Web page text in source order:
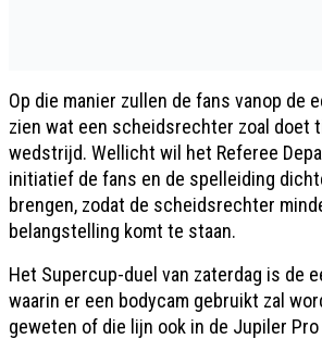
Op die manier zullen de fans vanop de
zien wat een scheidsrechter zoal doet
wedstrijd. Wellicht wil het Referee
initiatief de fans en de spelleiding
brengen, zodat de scheidsrechter
belangstelling komt te staan.
Het Supercup-duel van zaterdag is de
waarin er een bodycam gebruikt zal
geweten of die lijn ook in de Jupiler